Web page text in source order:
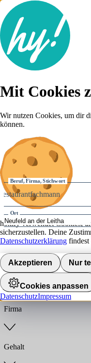
Lebenslauf
Karriere-Tipps
Anmelden
Beruf, Firma, Stichwort
Ort
Umkreis
Jobs finden
Branche
Firma
Gehalt
Mit Cookies
Wir nutzen Cookies, um dir
können.
hokify verwendet Cookies,
sicherzustellen. Deine
Datenschutzerklärung findest
Akzeptieren Nur
Cookies anpassen
DatenschutzImpressum